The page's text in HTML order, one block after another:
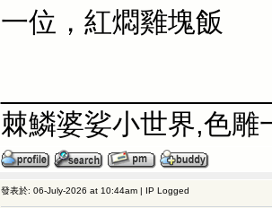
一位，紅燜雞塊飯
棘鱗婆娑小世界,色雕
發表於: 06-July-2026 at 10:44am | IP Logged